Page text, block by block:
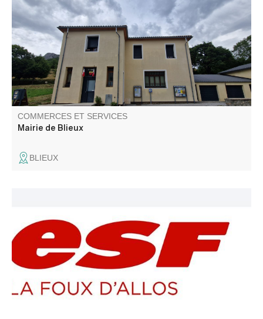
vos démarches administratives.
COMMERCES ET SERVICES
Mairie de Blieux
BLIEUX
valdalloslafoux.com L'école du Ski Français de Val d'Allos
- la Foux vous propose différents cours stages, tous
niveaux, toutes disciplines, tous âges.